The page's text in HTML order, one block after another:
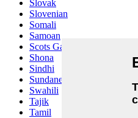
Slovak
Slovenian
Somali
Samoan
Scots Gaelic
Shona
Sindhi
Sundanese
Swahili
Tajik
Tamil